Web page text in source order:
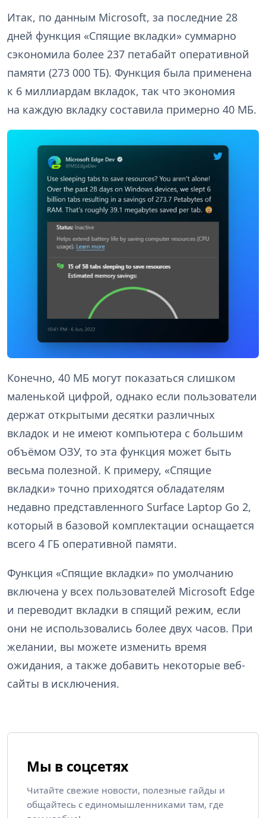
Итак, по данным Microsoft, за последние 28
дней функция «Спящие вкладки» суммарно
сэкономила более 237 петабайт оперативной
памяти (273 000 ТБ). Функция была применена
к 6 миллиардам вкладок, так что экономия
на каждую вкладку составила примерно 40 МБ.
Конечно, 40 МБ могут показаться слишком
маленькой цифрой, однако если пользователи
держат открытыми десятки различных
вкладок и не имеют компьютера с большим
объёмом ОЗУ, то эта функция может быть
весьма полезной. К примеру, «Спящие
вкладки» точно приходятся обладателям
недавно представленного Surface Laptop Go 2,
который в базовой комплектации оснащается
всего 4 ГБ оперативной памяти.
Функция «Спящие вкладки» по умолчанию
включена у всех пользователей Microsoft Edge
и переводит вкладки в спящий режим, если
они не использовались более двух часов. При
желании, вы можете изменить время
ожидания, а также добавить некоторые веб-
сайты в исключения.
Мы в соцсетях
Читайте свежие новости, полезные гайды и
общайтесь с единомышленниками там, где